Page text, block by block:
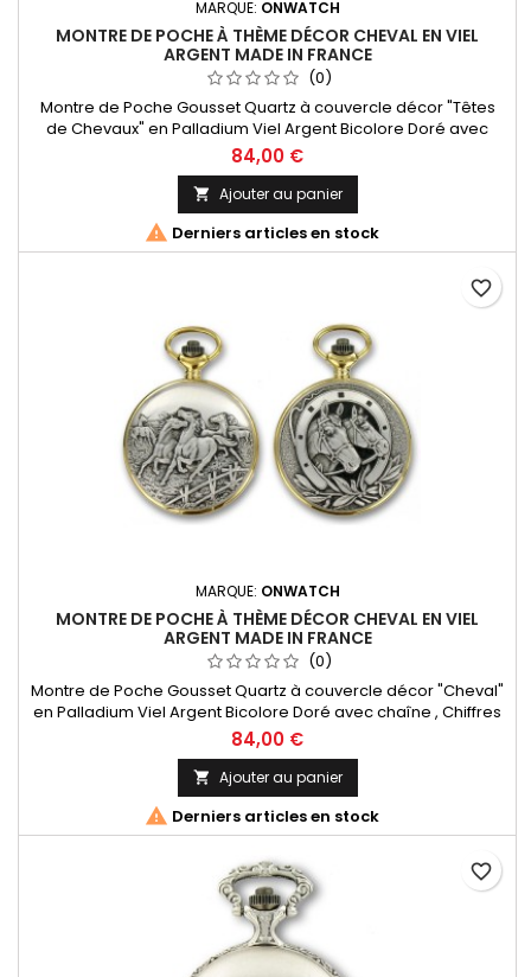
MARQUE: ONWATCH
MONTRE DE POCHE À THÈME DÉCOR CHEVAL EN VIEL
ARGENT MADE IN FRANCE
(0)
Montre de Poche Gousset Quartz à couvercle décor "Têtes
de Chevaux" en Palladium Viel Argent Bicolore Doré avec
chaîne , Chiffres Arabes. Mouvement Ronda 515 Swiss Parts, 3
aiguilles et dateur à 3h. Fabrication Française
84,00 €
 Ajouter au panier
 Derniers articles en stock
MARQUE: ONWATCH
MONTRE DE POCHE À THÈME DÉCOR CHEVAL EN VIEL
ARGENT MADE IN FRANCE
(0)
Montre de Poche Gousset Quartz à couvercle décor "Cheval"
en Palladium Viel Argent Bicolore Doré avec chaîne , Chiffres
Arabes. Mouvement Ronda 515 Swiss Parts, 3 aiguilles et
dateur à 3h. Fabrication Française
84,00 €
 Ajouter au panier
 Derniers articles en stock
favorite_border
favorite_border